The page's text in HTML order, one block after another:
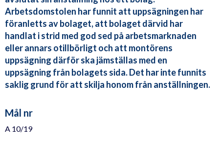
Arbetsdomstolen har funnit att uppsägningen har
föranletts av bolaget, att bolaget därvid har
handlat i strid med god sed på arbetsmarknaden
eller annars otillbörligt och att montörens
uppsägning därför ska jämställas med en
uppsägning från bolagets sida. Det har inte funnits
saklig grund för att skilja honom från anställningen.
Mål nr
A 10/19